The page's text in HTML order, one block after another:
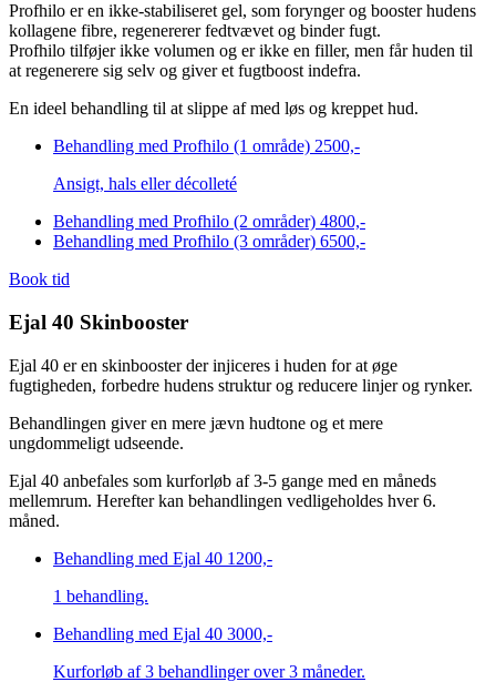
Profhilo er en ikke-stabiliseret gel, som forynger og booster hudens
kollagene fibre, regenererer fedtvævet og binder fugt.
Profhilo tilføjer ikke volumen og er ikke en filler, men får huden til
at regenerere sig selv og giver et fugtboost indefra.
En ideel behandling til at slippe af med løs og kreppet hud.
Behandling med Profhilo (1 område) 2500,-
Ansigt, hals eller décolleté
Behandling med Profhilo (2 områder) 4800,-
Behandling med Profhilo (3 områder) 6500,-
Book tid
Ejal 40 Skinbooster
Ejal 40 er en skinbooster der injiceres i huden for at øge
fugtigheden, forbedre hudens struktur og reducere linjer og rynker.
Behandlingen giver en mere jævn hudtone og et mere
ungdommeligt udseende.
Ejal 40 anbefales som kurforløb af 3-5 gange med en måneds
mellemrum. Herefter kan behandlingen vedligeholdes hver 6.
måned.
Behandling med Ejal 40 1200,-
1 behandling.
Behandling med Ejal 40 3000,-
Kurforløb af 3 behandlinger over 3 måneder.